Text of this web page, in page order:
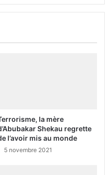
la mère
Shekau regrette
l’avoir mis au monde
5 novembre 2021